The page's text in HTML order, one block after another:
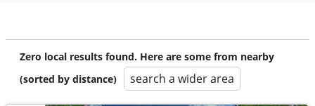
Zero local results found. Here are some from nearby
(sorted by distance)
search a wider area